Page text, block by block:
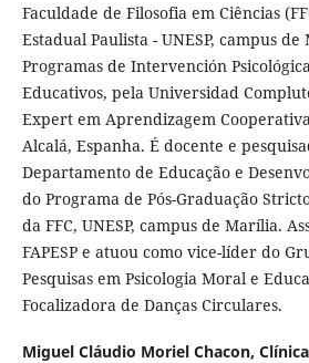
Faculdade de Filosofia em Ciências
Estadual Paulista - UNESP, campus
Programas de Intervención
Educativos, pela Universidad
Expert em Aprendizagem
Alcalá, Espanha. É docente e
Departamento de Educação e
do Programa de Pós-Graduação
da FFC, UNESP, campus de Marília.
FAPESP e atuou como vice-líder do
Pesquisas em Psicologia Moral e
Focalizadora de Danças Circulares.
Miguel Cláudio Moriel Chacon,